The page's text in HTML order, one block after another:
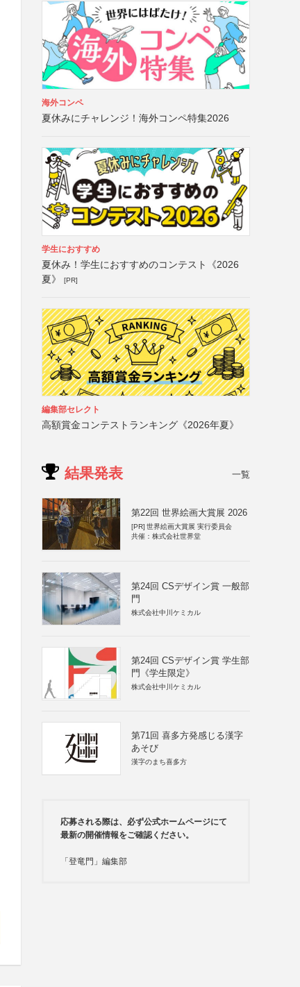
海外コンペ
夏休みにチャレンジ！海外コンペ特集2026
学生におすすめ
夏休み！学生におすすめのコンテスト《2026
夏》
[PR]
編集部セレクト
高額賞金コンテストランキング《2026年夏》
結果発表 一覧
第22回 世界絵画大賞展 2026
[PR] 世界絵画大賞展 実行委員会
共催：株式会社世界堂
第24回 CSデザイン賞 一般部
門
株式会社中川ケミカル
第24回 CSデザイン賞 学生部
門《学生限定》
株式会社中川ケミカル
第71回 喜多方発感じる漢字
あそび
漢字のまち喜多方
応募される際は、必ず公式ホームページにて
最新の開催情報をご確認ください。
「登竜門」編集部